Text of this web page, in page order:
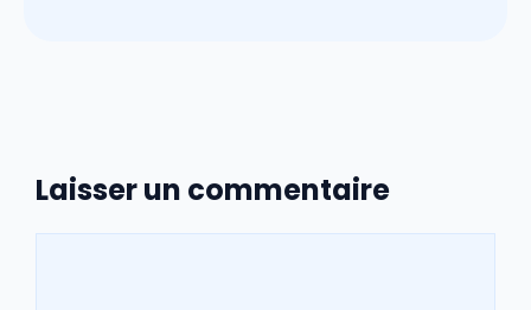
Laisser un commentaire